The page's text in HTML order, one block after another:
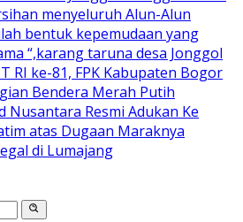
menyeluruh Alun-Alun
bentuk kepemudaan yang
“,karang taruna desa Jonggol
RI ke-81, FPK Kabupaten Bogor
Bendera Merah Putih
Nusantara Resmi Adukan Ke
atas Dugaan Maraknya
di Lumajang